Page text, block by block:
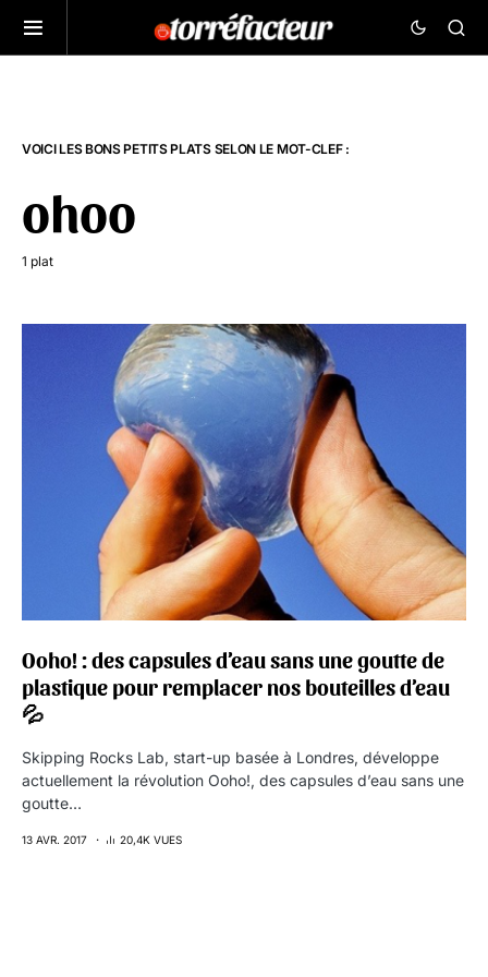
VOICI LES BONS PETITS PLATS SELON LE MOT-CLEF :
ohoo
1 plat
Ooho! : des capsules d’eau sans une goutte de
plastique pour remplacer nos bouteilles d’eau
💦
Skipping Rocks Lab, start-up basée à Londres, développe
actuellement la révolution Ooho!, des capsules d’eau sans une
goutte…
13 AVR. 2017 20,4K VUES